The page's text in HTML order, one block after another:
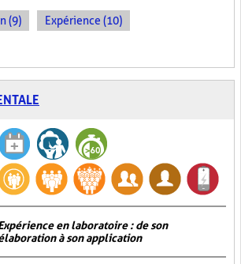
(9) Expérience (10)
en laboratoire : de son
à son application